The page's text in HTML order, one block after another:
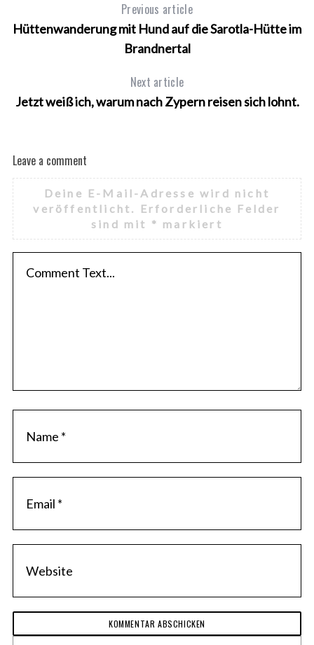
Previous article
Hüttenwanderung mit Hund auf die Sarotla-Hütte im
Brandnertal
Next article
Jetzt weiß ich, warum nach Zypern reisen sich lohnt.
Leave a comment
Deine E-Mail-Adresse wird nicht
veröffentlicht.
Erforderliche Felder
sind mit * markiert